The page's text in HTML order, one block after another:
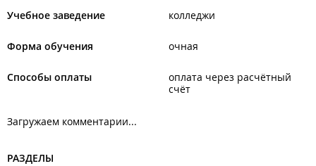
Учебное заведение колледжи
Форма обучения очная
Способы оплаты
оплата через расчётный
счёт
Загружаем комментарии...
РАЗДЕЛЫ